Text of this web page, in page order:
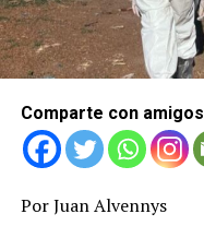
Comparte con amigos
Por Juan Alvennys